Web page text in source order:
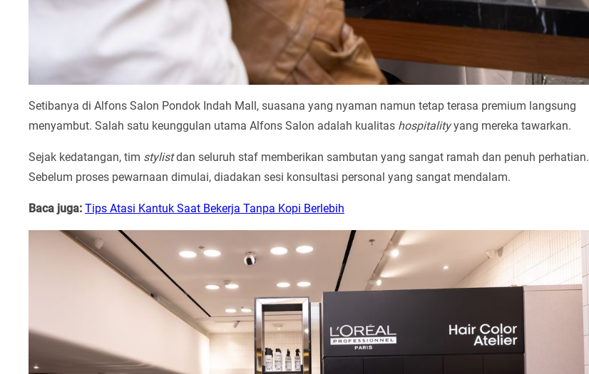
Setibanya di Alfons Salon Pondok Indah Mall, suasana yang nyaman namun tetap terasa premium langsung
menyambut. Salah satu keunggulan utama Alfons Salon adalah kualitas hospitalityyang mereka tawarkan.
Sejak kedatangan, tim stylistdan seluruh staf memberikan sambutan yang sangat ramah dan penuh perhatian.
Sebelum proses pewarnaan dimulai, diadakan sesi konsultasi personal yang sangat mendalam.
Baca juga: Tips Atasi Kantuk Saat Bekerja Tanpa Kopi Berlebih